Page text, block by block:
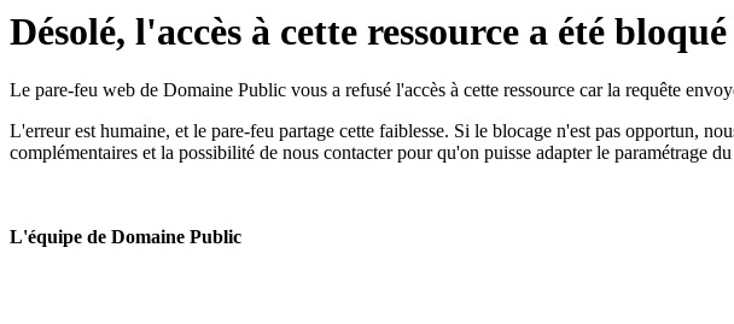
Désolé, l'accès à cette ressource a été bloqué
Le pare-feu web de Domaine Public vous a refusé l'accès à cette ressource car la requête
L'erreur est humaine, et le pare-feu partage cette faiblesse. Si le blocage n'est pas opportun,
complémentaires et la possibilité de nous contacter pour qu'on puisse adapter le paramétrage
L'équipe de Domaine Public